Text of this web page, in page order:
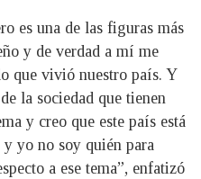
es una de las figuras más
y de verdad a mí me
que vivió nuestro país. Y
la sociedad que tienen
y creo que este país está
y yo no soy quién para
a ese tema”, enfatizó